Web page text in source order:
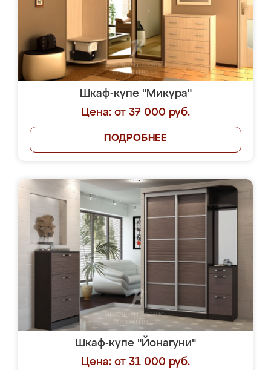
Шкаф-купе "Микура"
Цена: от 37 000 руб.
ПОДРОБНЕЕ
Шкаф-купе "Йонагуни"
Цена: от 31 000 руб.